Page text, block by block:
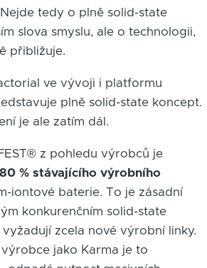
tedy o plně solid-state
slova smyslu, ale o technologii,
přibližuje.
ve vývoji i platformu
plně solid-state koncept.
je ale zatím dál.
z pohledu výrobců je
% stávajícího výrobního
iontové baterie. To je zásadní
konkurenčním solid-state
zcela nové výrobní linky.
jako Karma je to